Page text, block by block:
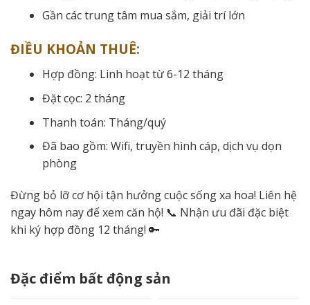
Gần các trung tâm mua sắm, giải trí lớn
ĐIỀU KHOẢN THUÊ:
Hợp đồng: Linh hoạt từ 6-12 tháng
Đặt cọc: 2 tháng
Thanh toán: Tháng/quý
Đã bao gồm: Wifi, truyền hình cáp, dịch vụ dọn
phòng
Đừng bỏ lỡ cơ hội tận hưởng cuộc sống xa hoa! Liên hệ
ngay hôm nay để xem căn hộ! 📞 Nhận ưu đãi đặc biệt
khi ký hợp đồng 12 tháng! 🔑
Đặc điểm bất động sản